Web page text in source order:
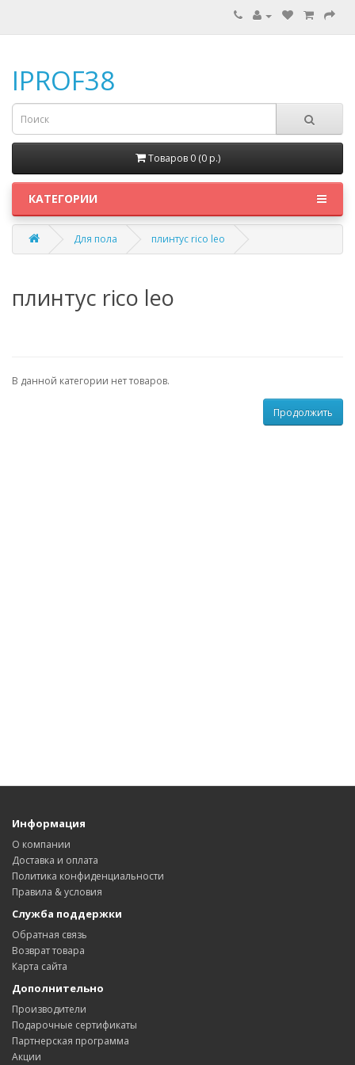
IPROF38
Товаров 0 (0 p.)
КАТЕГОРИИ
Для пола плинтус rico leo
плинтус rico leo
В данной категории нет товаров.
Продолжить
Информация
О компании
Доставка и оплата
Политика конфиденциальности
Правила & условия
Служба поддержки
Обратная связь
Возврат товара
Карта сайта
Дополнительно
Производители
Подарочные сертификаты
Партнерская программа
Акции